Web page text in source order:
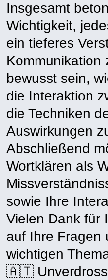
Insgesamt
Wichtigkeit,
ein tieferes
Kommunikation
bewusst sein,
die Interaktion
die Techniken
Auswirkungen
Abschließend
Wortklären als
sowie Ihre
Vielen Dank für
auf Ihre Fragen
wichtigen
🇦🇹